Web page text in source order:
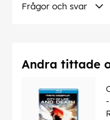
Frågor och svar
Andra tittade